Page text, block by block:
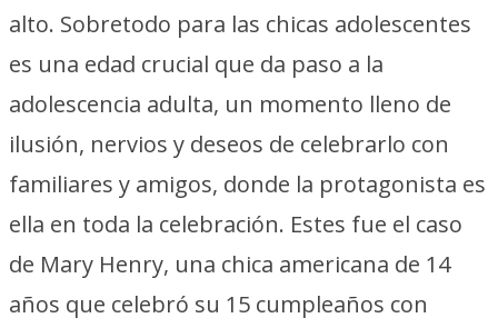
alto. Sobretodo para las chicas adolescentes
es una edad crucial que da paso a la
adolescencia adulta, un momento lleno de
ilusión, nervios y deseos de celebrarlo con
familiares y amigos, donde la protagonista es
ella en toda la celebración. Estes fue el caso
de Mary Henry, una chica americana de 14
años que celebró su 15 cumpleaños con